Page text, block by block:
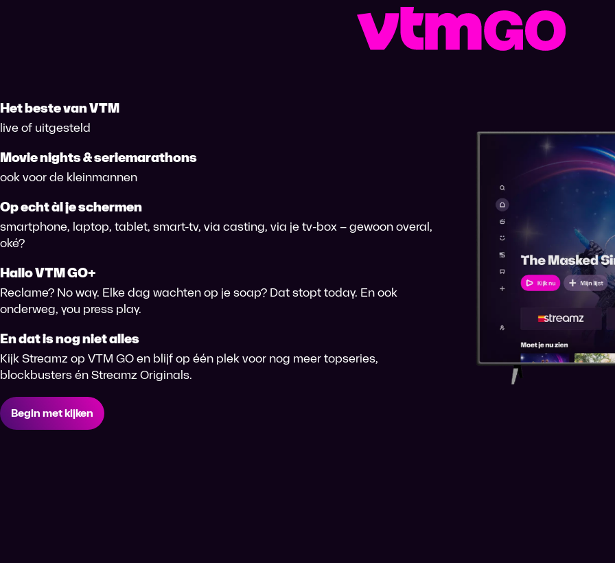
Het beste van VTM
live of uitgesteld
Movie nights & seriemarathons
ook voor de kleinmannen
Op echt àl je schermen
smartphone, laptop, tablet, smart-tv, via casting, via je tv-box – gewoon overal,
oké?
Hallo VTM GO+
Reclame? No way. Elke dag wachten op je soap? Dat stopt today. En ook
onderweg, you press play.
En dat is nog niet alles
Kijk Streamz op VTM GO en blijf op één plek voor nog meer topseries,
blockbusters én Streamz Originals.
Begin met kijken